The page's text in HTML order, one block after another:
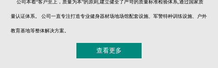
公司本着“客户至上，质量为本”的原则,建立健全了严苛的质量标准检验体系,通过国家质
量认证体系。 公司一直专注打造专业健身器材场地场馆配套设施、军警特种训练设施、户外
教育基地等整体解决方案。
查看更多